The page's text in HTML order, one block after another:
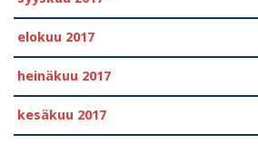
elokuu 2017
heinäkuu 2017
kesäkuu 2017